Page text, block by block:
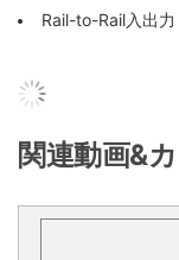
Rail-to-Rail入出力
関連動画&